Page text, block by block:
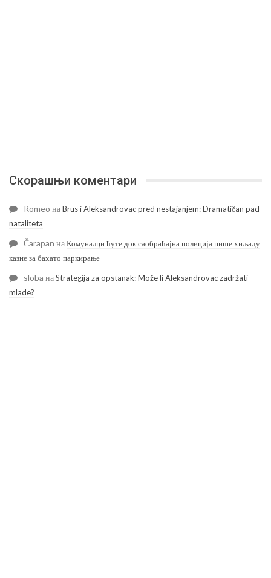
Скорашњи коментари
Romeo наBrus i Aleksandrovac pred nestajanjem: Dramatičan pad
nataliteta
Čarapan наКомуналци ћуте док саобраћајна полиција пише хиљаду
казне за бахато паркирање
sloba наStrategija za opstanak: Može li Aleksandrovac zadržati
mlade?